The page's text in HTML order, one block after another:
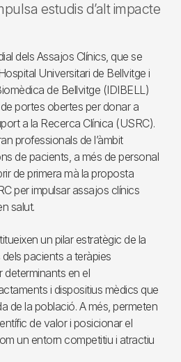
estudis d’alt impacte
dels Assajos Clínics, que se
Universitari de Bellvitge i
de Bellvitge (IDIBELL)
portes obertes per donar a
a la Recerca Clínica (USRC).
professionals de l’àmbit
de pacients, a més de personal
de primera mà la proposta
per impulsar assajos clínics
salut.
un pilar estratègic de la
pacients a teràpies
en el
i dispositius mèdics que
de la població. A més, permeten
de valor i posicionar el
un entorn competitiu i atractiu